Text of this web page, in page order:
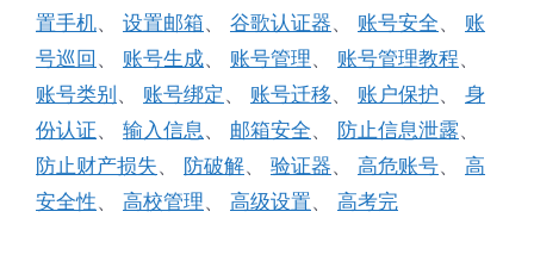
置手机、 设置邮箱、 谷歌认证器、 账号安全、 账
号巡回 、 账号生成、 账号管理、 账号管理教程、
账号类别、 账号绑定 、 账号迁移、 账户保护、 身
份认证、 输入信息 、 邮箱安全、 防止信息泄露、
防止财产损失、 防破解、 验证器、 高危账号、 高
安全性、 高校管理、 高级设置、 高考完